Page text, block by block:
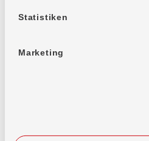
Statistiken
Marketing